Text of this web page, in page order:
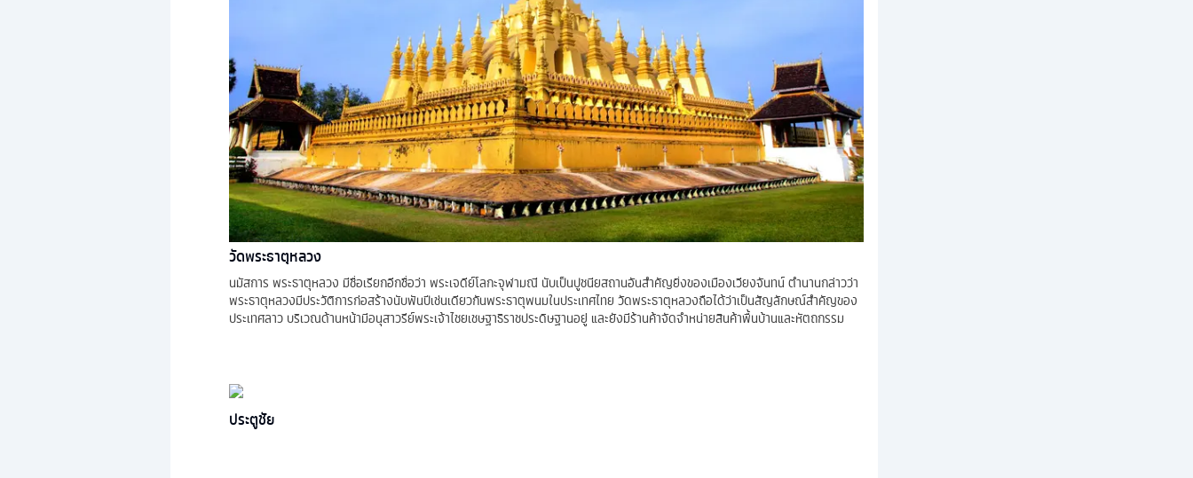
วัดพระธาตุหลวง
นมัสการ พระธาตุหลวง มีชื่อเรียกอีกชื่อว่า พระเจดีย์โลกะจุฬามณี นับเป็นปูชนียสถานอันสำคัญยิ่งของเมืองเวียงจันทน์ ตำนานกล่าวว่า
พระธาตุหลวงมีประวัติการก่อสร้างนับพันปีเช่นเดียวกันพระธาตุพนมในประเทศไทย วัดพระธาตุหลวงถือได้ว่าเป็นสัญลักษณ์สำคัญของ
ประเทศลาว บริเวณด้านหน้ามีอนุสาวรีย์พระเจ้าไชยเชษฐาธิราชประดิษฐานอยู่ และยังมีร้านค้าจัดจำหน่ายสินค้าพื้นบ้านและหัตถกรรม
ประตูชัย